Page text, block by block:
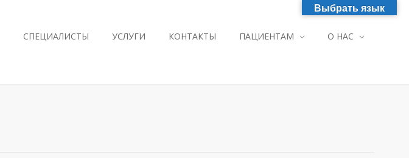
СПЕЦИАЛИСТЫ УСЛУГИ КОНТАКТЫ ПАЦИЕНТАМ О НАС
Выбрать язык